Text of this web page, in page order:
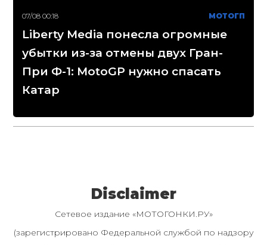
07/08 00:18 МОТОГП
Liberty Media понесла огромные
убытки из-за отмены двух Гран-
При Ф-1: MotoGP нужно спасать
Катар
Disclaimer
Сетевое издание «МОТОГОНКИ.РУ»
(зарегистрировано Федеральной службой по надзору